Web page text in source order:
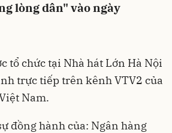
lòng dân" vào ngày
tổ chức tại Nhà hát Lớn Hà Nội
trực tiếp trên kênh VTV2 của
Nam.
đồng hành của: Ngân hàng